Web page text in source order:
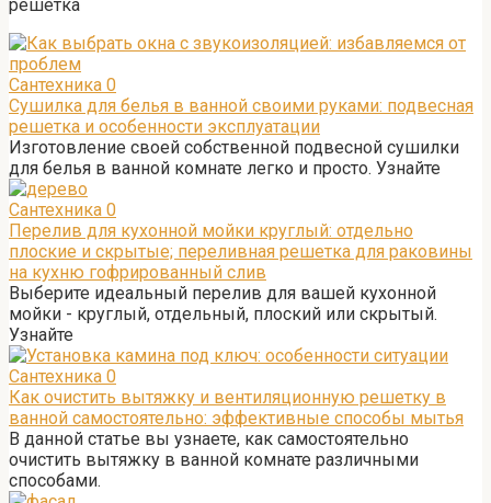
решетка
Сантехника 0
Сушилка для белья в ванной своими руками: подвесная
решетка и особенности эксплуатации
Изготовление своей собственной подвесной сушилки
для белья в ванной комнате легко и просто. Узнайте
Сантехника 0
Перелив для кухонной мойки круглый: отдельно
плоские и скрытые; переливная решетка для раковины
на кухню гофрированный слив
Выберите идеальный перелив для вашей кухонной
мойки - круглый, отдельный, плоский или скрытый.
Узнайте
Сантехника 0
Как очистить вытяжку и вентиляционную решетку в
ванной самостоятельно: эффективные способы мытья
В данной статье вы узнаете, как самостоятельно
очистить вытяжку в ванной комнате различными
способами.